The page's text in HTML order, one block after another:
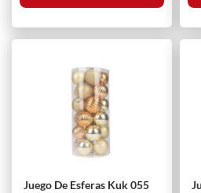
Juego De Esferas Kuk 055